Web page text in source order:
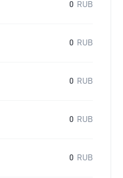
0 RUB
0 RUB
0 RUB
0 RUB
0 RUB